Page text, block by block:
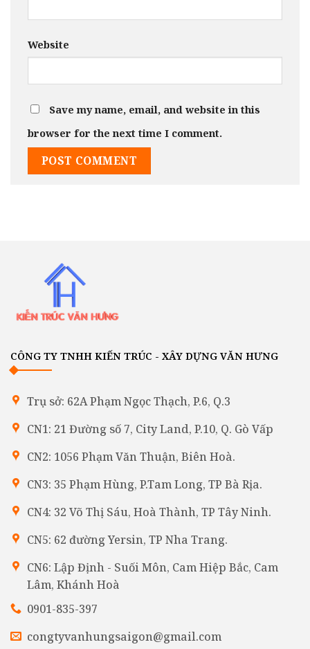
Website
Save my name, email, and website in this
browser for the next time I comment.
CÔNG TY TNHH KIẾN TRÚC - XÂY DỰNG VĂN HƯNG
Trụ sở: 62A Phạm Ngọc Thạch, P.6, Q.3
CN1: 21 Đường số 7, City Land, P.10, Q. Gò Vấp
CN2: 1056 Phạm Văn Thuận, Biên Hoà.
CN3: 35 Phạm Hùng, P.Tam Long, TP Bà Rịa.
CN4: 32 Võ Thị Sáu, Hoà Thành, TP Tây Ninh.
CN5: 62 đường Yersin, TP Nha Trang.
CN6: Lập Định - Suối Môn, Cam Hiệp Bắc, Cam
Lâm, Khánh Hoà
0901-835-397
congtyvanhungsaigon@gmail.com